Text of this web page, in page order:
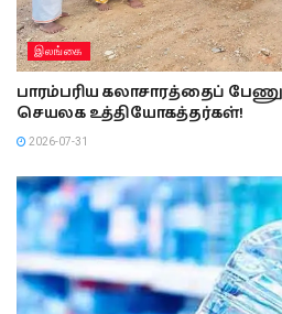
இலங்கை
பாரம்பரிய கலாசாரத்தைப்
செயலக உத்தியோகத்தர்கள்!
2026-07-31